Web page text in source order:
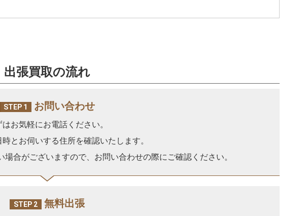
出張買取の流れ
STEP 1 お問い合わせ
はお気軽にお電話ください。
とお伺いする住所を確認いたします。
合がございますので、お問い合わせの際にご確認ください。
STEP 2 無料出張